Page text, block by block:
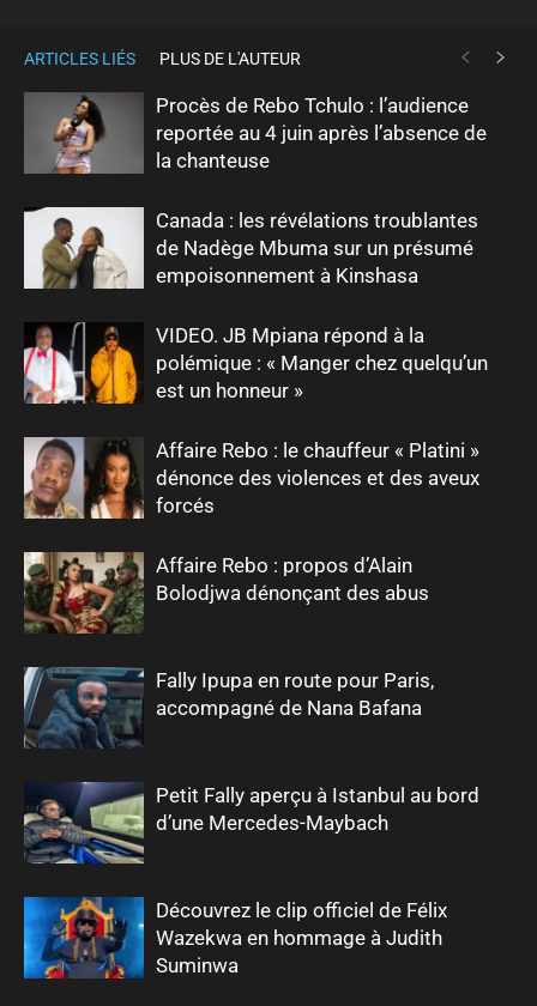
ARTICLES LIÉS PLUS DE L'AUTEUR
Procès de Rebo Tchulo : l’audience
reportée au 4 juin après l’absence de
la chanteuse
Canada : les révélations troublantes
de Nadège Mbuma sur un présumé
empoisonnement à Kinshasa
VIDEO. JB Mpiana répond à la
polémique : « Manger chez quelqu’un
est un honneur »
Affaire Rebo : le chauffeur « Platini »
dénonce des violences et des aveux
forcés
Affaire Rebo : propos d’Alain
Bolodjwa dénonçant des abus
Fally Ipupa en route pour Paris,
accompagné de Nana Bafana
Petit Fally aperçu à Istanbul au bord
d’une Mercedes-Maybach
Découvrez le clip officiel de Félix
Wazekwa en hommage à Judith
Suminwa